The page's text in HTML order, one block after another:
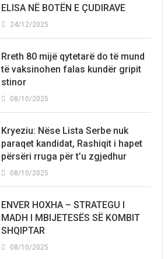
ELISA NË BOTËN E ÇUDIRAVE
24/12/2025
Rreth 80 mijë qytetarë do të mund
të vaksinohen falas kundër gripit
stinor
08/10/2025
Kryeziu: Nëse Lista Serbe nuk
paraqet kandidat, Rashiqit i hapet
përsëri rruga për t’u zgjedhur
08/10/2025
ENVER HOXHA – STRATEGU I
MADH I MBIJETESËS SË KOMBIT
SHQIPTAR
08/10/2025